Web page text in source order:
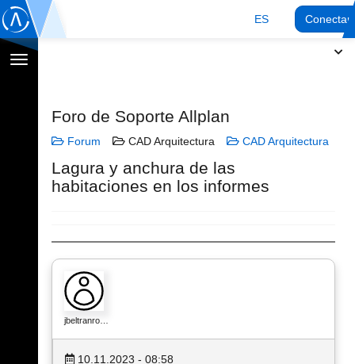
ES
Cambiar
Foro de Soporte Allplan
Forum CAD Arquitectura CAD Arquitectura
Lagura y anchura de las
habitaciones en los informes
jbeltranro…
10.11.2023 - 08:58